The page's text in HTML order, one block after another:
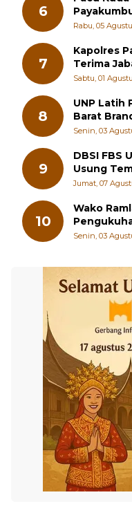
6
Persiapan!
Rabu, 05
7
Kapolres
Terima
Sungai
Sabtu, 01
8
UNP Latih
Barat
Senin, 03
9
DBSI FBS
Usung
Sastra
Jumat, 07
10
Wako
Pengukuhan
LMKB
Senin, 03